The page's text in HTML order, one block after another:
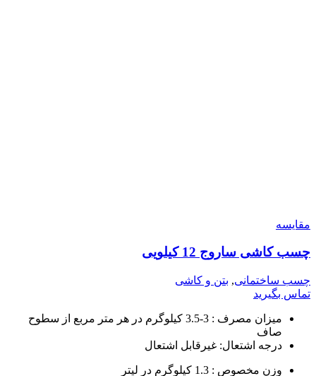
مقایسه
چسب کاشی ساروج 12 کیلویی
چسب ساختمانی, بتن و کاشی
تماس بگیرید
میزان مصرف : 3-3.5 کیلوگرم در هر متر مربع از سطوح
صاف
درجه اشتعال: غیرقابل اشتعال
وزن مخصوص : 1.3 کیلوگرم در لیتر